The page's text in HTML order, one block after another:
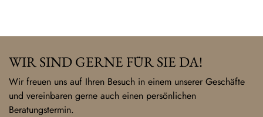
WIR SIND GERNE FÜR SIE DA!
Wir freuen uns auf Ihren Besuch in einem unserer Geschäfte
und vereinbaren gerne auch einen persönlichen
Beratungstermin.